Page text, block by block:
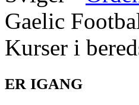
Gaelic
Kurser i
ER IGANG